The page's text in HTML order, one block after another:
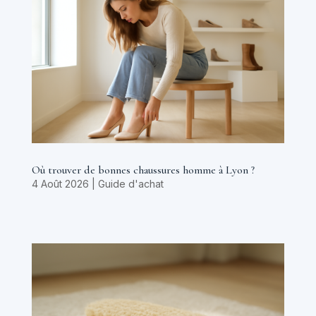
Où trouver de bonnes chaussures homme à Lyon ?
4 Août 2026 Guide d'achat